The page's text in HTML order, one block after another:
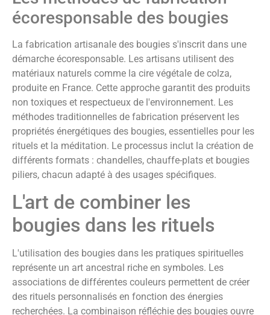
écoresponsable des bougies
La fabrication artisanale des bougies s'inscrit dans une
démarche écoresponsable. Les artisans utilisent des
matériaux naturels comme la cire végétale de colza,
produite en France. Cette approche garantit des produits
non toxiques et respectueux de l'environnement. Les
méthodes traditionnelles de fabrication préservent les
propriétés énergétiques des bougies, essentielles pour les
rituels et la méditation. Le processus inclut la création de
différents formats : chandelles, chauffe-plats et bougies
piliers, chacun adapté à des usages spécifiques.
L'art de combiner les
bougies dans les rituels
L'utilisation des bougies dans les pratiques spirituelles
représente un art ancestral riche en symboles. Les
associations de différentes couleurs permettent de créer
des rituels personnalisés en fonction des énergies
recherchées. La combinaison réfléchie des bougies ouvre